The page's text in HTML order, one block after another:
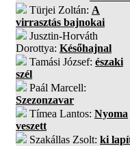
Türjei Zoltán: A
virrasztás bajnokai
Jusztin-Horváth
Dorottya: Későhajnal
Tamási József: északi
szél
Paál Marcell:
Szezonzavar
Tímea Lantos: Nyoma
veszett
Szakállas Zsolt: ki